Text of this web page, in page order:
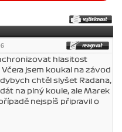
hlasitost
jsem koukal na závod
chtěl slyšet Radana,
na plný koule, ale Marek
nejspíš připravil o